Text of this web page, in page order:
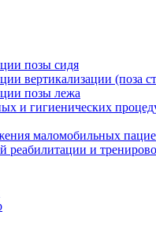
позы сидя
вертикализации (поза
позы лежа
и гигиенических
маломобильных
реабилитации и